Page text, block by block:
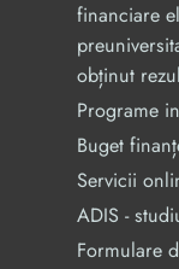
financiare
obținut
Programe
Buget
Servicii
ADIS -
Formulare